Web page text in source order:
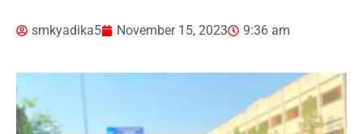
smkyadika5 November 15, 2023 9:36 am